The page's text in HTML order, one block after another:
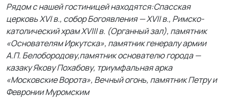
Рядом с нашей гостиницей находятся:Спасская
церковь XVI в., собор Богоявления — XVII в., Римско-
католический храм XVIII в. (Органный зал), памятник
«Основателям Иркутска», памятник генералу армии
А.П. Белобородову,памятник основателю города —
казаку Якову Похабову, триумфальная арка
«Московские Ворота», Вечный огонь, памятник Петру и
Февронии Муромским